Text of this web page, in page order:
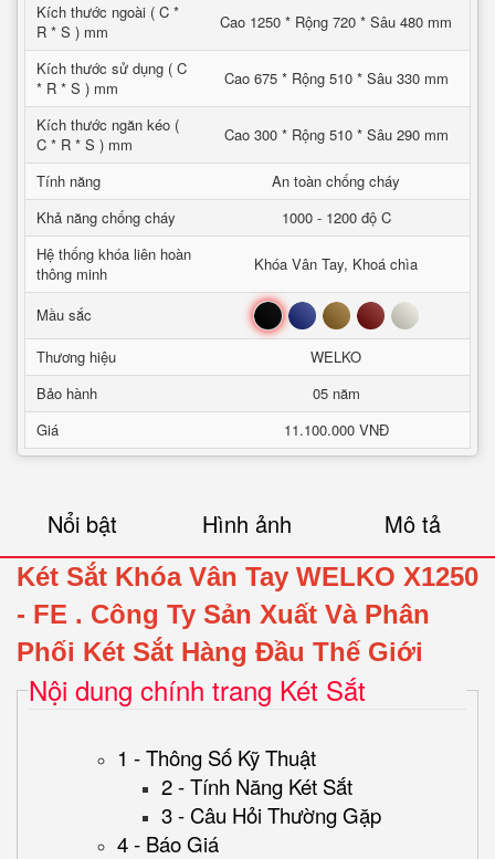
Kích thước ngoài ( C *
R * S ) mm
Cao 1250 * Rộng 720 * Sâu 480 mm
Kích thước sử dụng ( C
* R * S ) mm
Cao 675 * Rộng 510 * Sâu 330 mm
Kích thước ngăn kéo (
C * R * S ) mm
Cao 300 * Rộng 510 * Sâu 290 mm
Tính năng
An toàn chống cháy
Khả năng chống cháy
1000 - 1200 độ C
Hệ thống khóa liên hoàn
thông minh
Khóa Vân Tay, Khoá chìa
Mầu sắc Đen Xanh Nâu Đỏ Trắng
Thương hiệu
WELKO
Bảo hành
05 năm
Giá
11.100.000 VNĐ
Nổi bật Hình ảnh Mô tả
Két Sắt Khóa Vân Tay WELKO X1250
- FE . Công Ty Sản Xuất Và Phân
Phối Két Sắt Hàng Đầu Thế Giới
Nội dung chính trang Két Sắt
1 - Thông Số Kỹ Thuật
2 - Tính Năng Két Sắt
3 - Câu Hỏi Thường Gặp
4 - Báo Giá